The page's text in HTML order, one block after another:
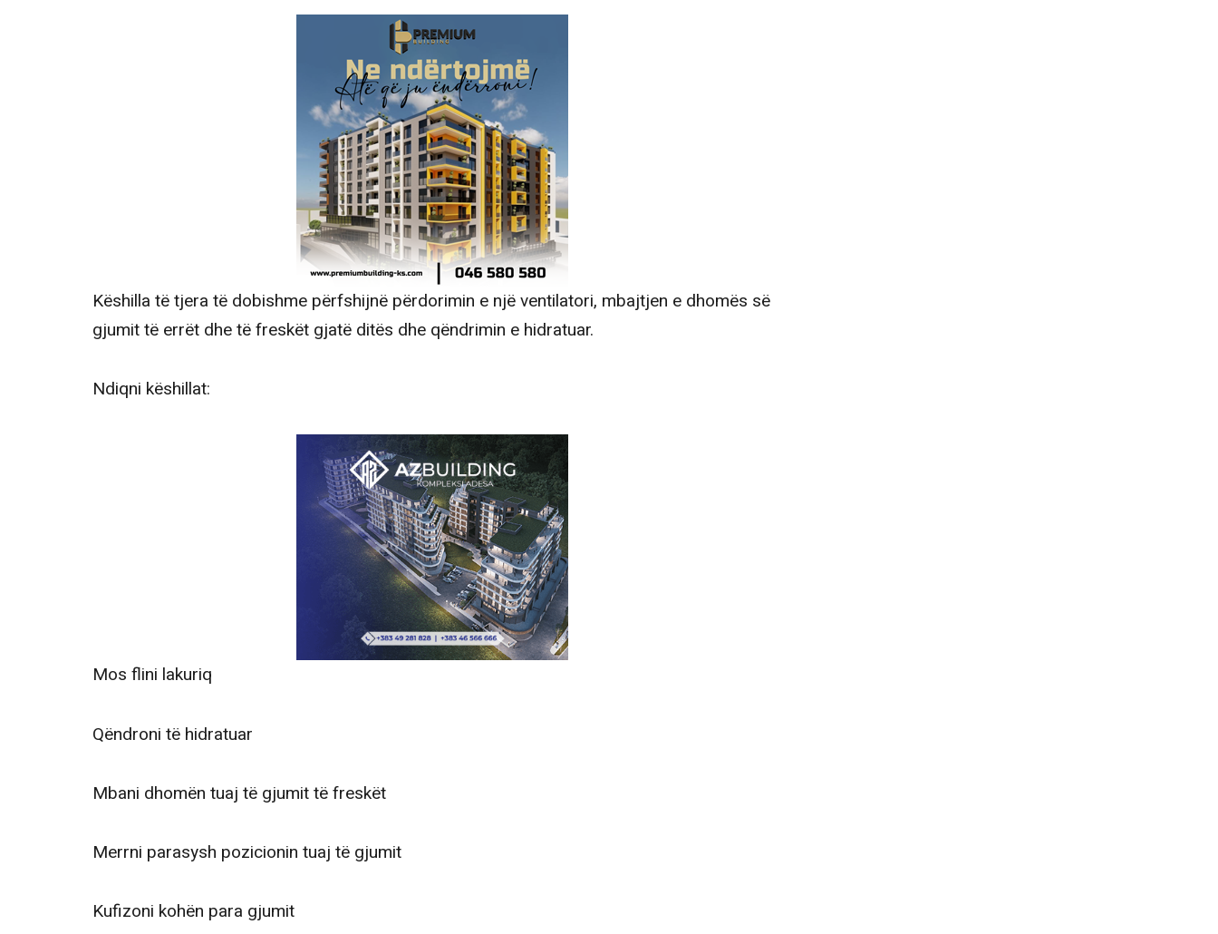
Këshilla të tjera të dobishme përfshijnë përdorimin e një ventilatori, mbajtjen e dhomës së
gjumit të errët dhe të freskët gjatë ditës dhe qëndrimin e hidratuar.
Ndiqni këshillat:
Mos flini lakuriq
Qëndroni të hidratuar
Mbani dhomën tuaj të gjumit të freskët
Merrni parasysh pozicionin tuaj të gjumit
Kufizoni kohën para gjumit